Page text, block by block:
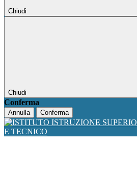
Chiudi
Chiudi
Conferma
Annulla Conferma